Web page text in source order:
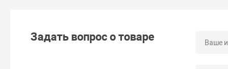
Задать вопрос о товаре